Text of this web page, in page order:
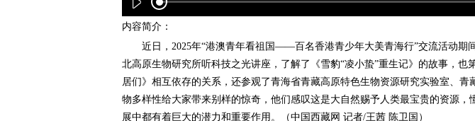
内容简介：
近日，2025年“港澳青年看祖国——百名香港青少年大美青海行”交流活动期
北高原生物研究所听科技之光讲座，了解了《雪豹“凌小蛰”重生记》的故事，也
居们》相互依存的关系，还参观了青海省青藏高原特色生物资源研究实验室、青
物多样性给大家带来别样的惊奇，他们感叹这是大自然赐予人类最宝贵的资源，
展中都有着巨大的潜力和重要作用。（中国西藏网 记者/王茜 陈卫国）